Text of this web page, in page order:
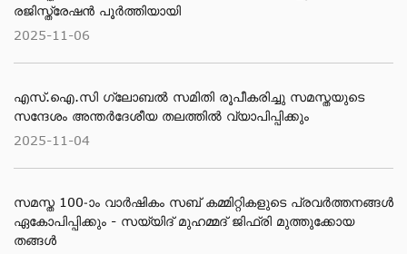
രജിസ്ത്രേഷന്‍ പൂര്‍ത്തിയായി
2025-11-06
എസ്.ഐ.സി ഗ്ലോബല്‍ സമിതി രൂപീകരിച്ചു സമസ്തയുടെ
സന്ദേശം അന്തര്‍ദേശീയ തലത്തില്‍ വ്യാപിപ്പിക്കും
2025-11-04
സമസ്ത 100-ാം വാര്‍ഷികം സബ് കമ്മിറ്റികളുടെ പ്രവര്‍ത്തനങ്ങള്‍
ഏകോപിപ്പിക്കും - സയ്യിദ് മുഹമ്മദ് ജിഫ്രി മുത്തുക്കോയ
തങ്ങള്‍